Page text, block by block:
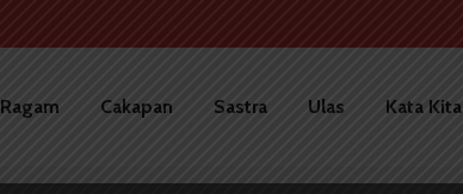
Ragam Cakapan Sastra Ulas Kata Kita